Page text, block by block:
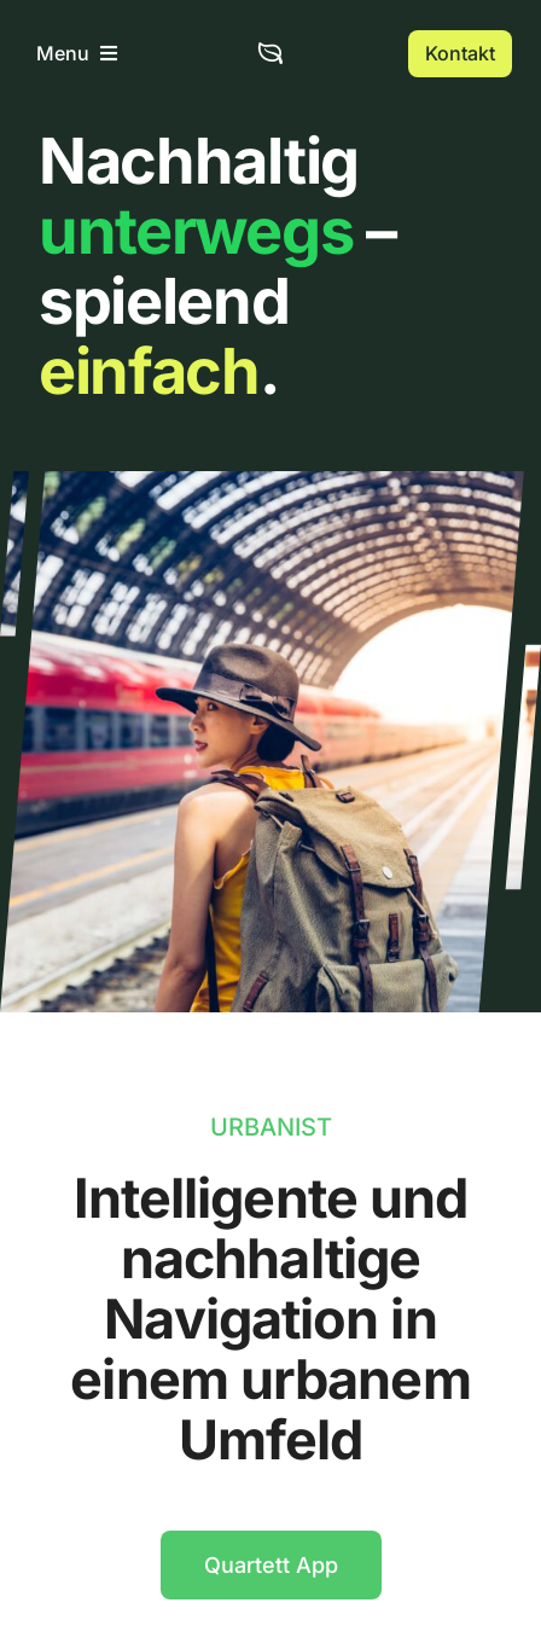
InhaltMenu
Home
Über uns
Urbanlist
Kontakt
Nachhaltig
unterwegs–
spielend
einfach.
URBANIST
Intelligente und
nachhaltige
Navigation in
einem urbanem
Umfeld
Quartett App